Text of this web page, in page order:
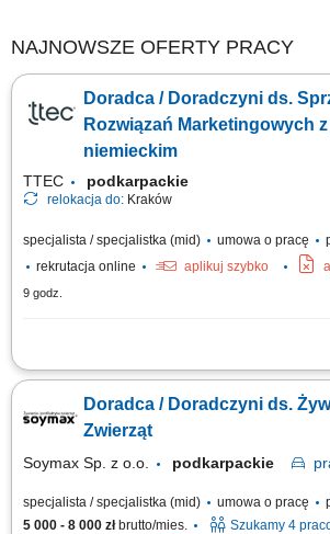
NAJNOWSZE OFERTY PRACY
Doradca / Doradczyni ds.
Rozwiązań Marketingowych
niemieckim
TTEC podkarpackie
relokacja do: Kraków
specjalista / specjalistka (mid) umowa o pracę
rekrutacja online
aplikuj szybko
9 godz.
Opis stanowiska prowadzenie konsultacji z
zwiększających skuteczność kampanii
wyników marketingowych oraz proponowanie
Doradca / Doradczyni ds.
Zwierząt
Soymax Sp. z o.o. podkarpackie
specjalista / specjalistka (mid) umowa o pracę
5 000 - 8 000 złbrutto/mies.
Szukamy 4